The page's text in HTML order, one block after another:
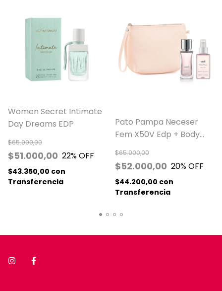
Women Secret Intimate
Day Dreams EDP
$51.000,00
$65.000,00
22% OFF
$43.350,00 con
Transferencia
Pato Pampa Neceser
Fem X50V Edp + Body
$52.000,00
$65.000,00
20% OFF
$44.200,00 con
Transferencia